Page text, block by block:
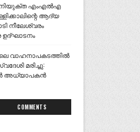
നിയുക്ത എംഎൽഎ
ആദ്യ
നീലേശ്വരം
വാഹനാപകടത്തിൽ
മരിച്ചു:
അധ്യാപകൻ
COMMENTS